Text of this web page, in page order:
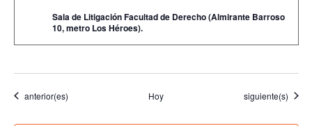
Sala de Litigación Facultad de Derecho (Almirante Barroso
10, metro Los Héroes).
Eventos
anterior(es) Hoy Eventos
siguiente(s)